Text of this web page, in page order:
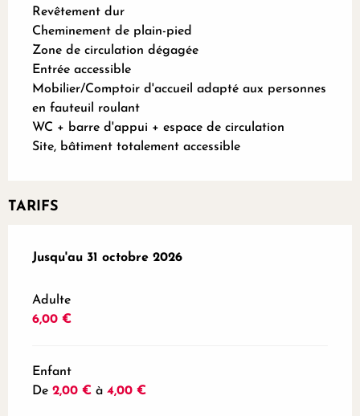
Revêtement dur
Cheminement de plain-pied
Zone de circulation dégagée
Entrée accessible
Mobilier/Comptoir d'accueil adapté aux personnes
en fauteuil roulant
WC + barre d'appui + espace de circulation
Site, bâtiment totalement accessible
TARIFS
Du4 avril 2026au31 octobre 2026
Jusqu'au 31 octobre 2026
Adulte
6,00 €
Enfant
De 2,00 € à 4,00 €